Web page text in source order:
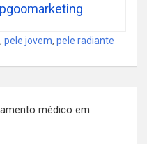
, pele jovem, pele radiante
médico em